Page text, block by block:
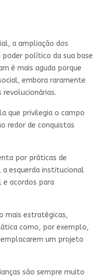
a ampliação dos
político da sua base
é mais aguda porque
embora raramente
revolucionárias.
que privilegia o campo
redor de conquistas
por práticas de
esquerda institucional
acordos para
mais estratégicas,
como, por exemplo,
um projeto
são sempre muito